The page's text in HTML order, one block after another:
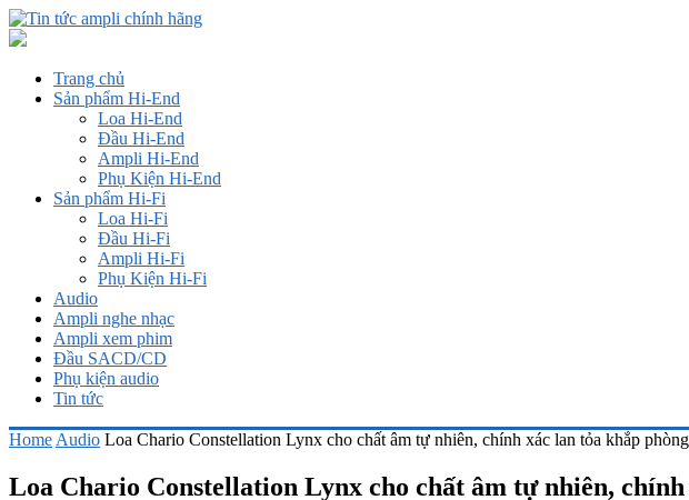
Trang chủ
Sản phẩm Hi-End
Loa Hi-End
Đầu Hi-End
Ampli Hi-End
Phụ Kiện Hi-End
Sản phẩm Hi-Fi
Loa Hi-Fi
Đầu Hi-Fi
Ampli Hi-Fi
Phụ Kiện Hi-Fi
Audio
Ampli nghe nhạc
Ampli xem phim
Đầu SACD/CD
Phụ kiện audio
Tin tức
Home Audio Loa Chario Constellation Lynx cho chất âm tự nhiên, chính xác lan tỏa khắp phòng
Loa Chario Constellation Lynx cho chất âm tự nhiên,